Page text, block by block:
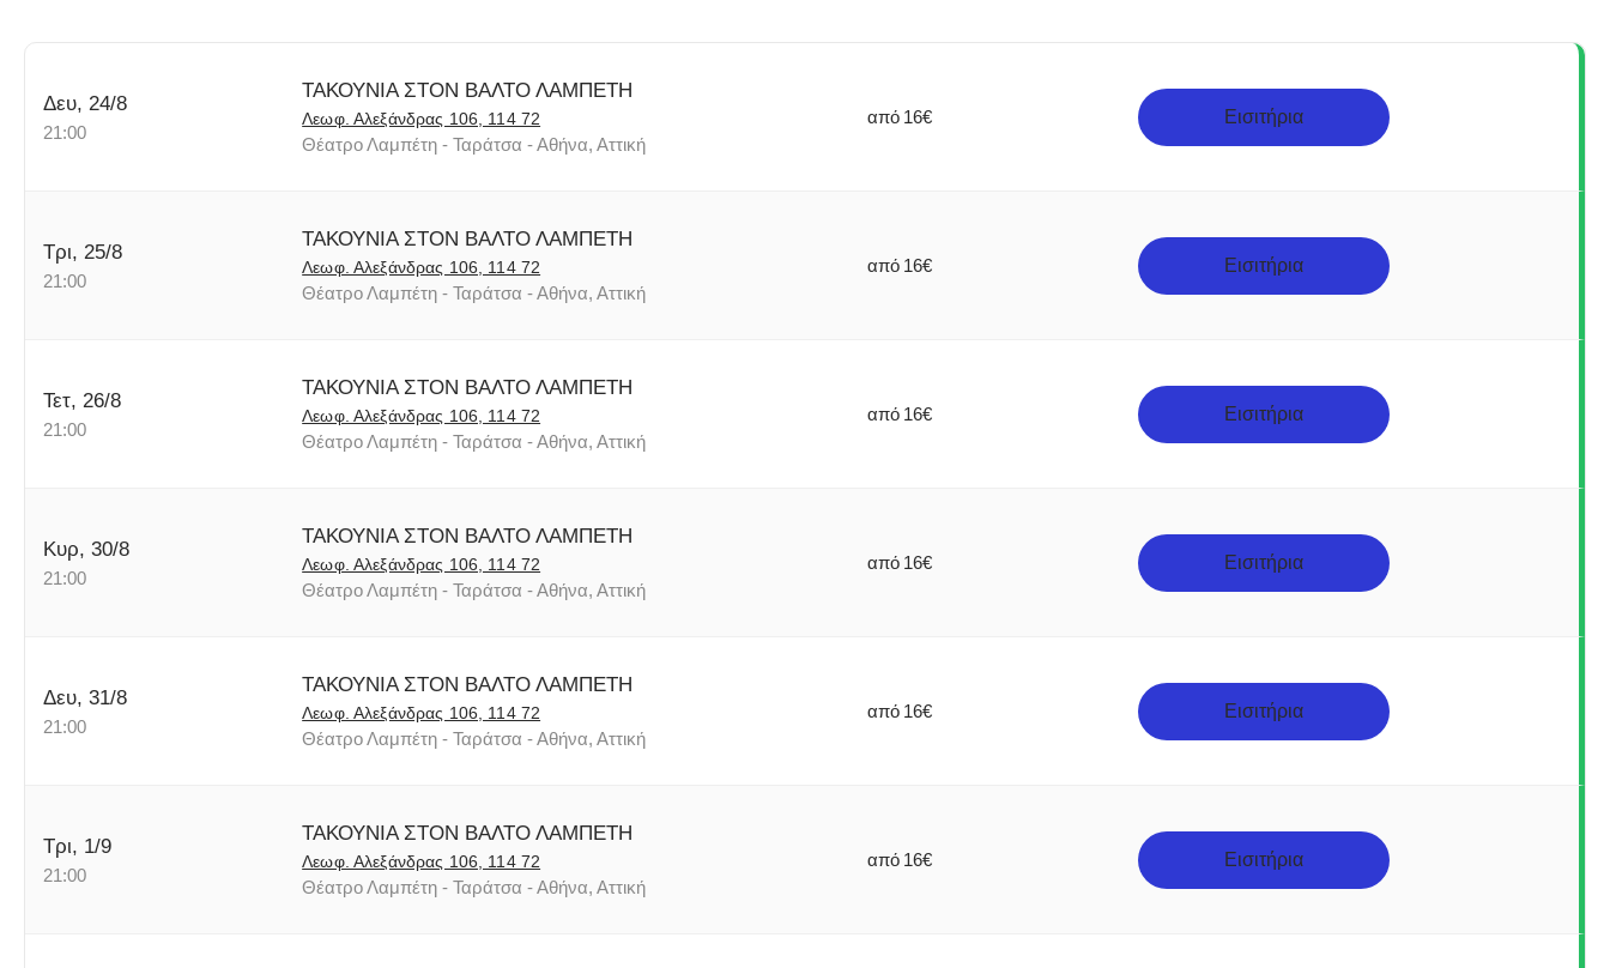
Στοτηλεφωνικό κέντρο
Στοταμείο του Θεάτρου , Αμερικής 4, Aθήνα
Κώστας Μπάλτας - Γιώτα Καραίσκου- Κατερίνα Σταθάτου:211- 1026277 & 210-2117240 (εσωτ: 305),
-19:00
Πληροφορίες :
Δευ, 24/8
21:00
ΤΑΚΟΥΝΙΑ ΣΤΟΝ ΒΑΛΤΟ ΛΑΜΠΕΤΗ
Λεωφ. Αλεξάνδρας 106, 114 72
Θέατρο Λαμπέτη - Ταράτσα - Αθήνα, Αττική
από 16€ Εισιτήρια
Τρι, 25/8
21:00
ΤΑΚΟΥΝΙΑ ΣΤΟΝ ΒΑΛΤΟ ΛΑΜΠΕΤΗ
Λεωφ. Αλεξάνδρας 106, 114 72
Θέατρο Λαμπέτη - Ταράτσα - Αθήνα, Αττική
από 16€ Εισιτήρια
Τετ, 26/8
21:00
ΤΑΚΟΥΝΙΑ ΣΤΟΝ ΒΑΛΤΟ ΛΑΜΠΕΤΗ
Λεωφ. Αλεξάνδρας 106, 114 72
Θέατρο Λαμπέτη - Ταράτσα - Αθήνα, Αττική
από 16€ Εισιτήρια
Κυρ, 30/8
21:00
ΤΑΚΟΥΝΙΑ ΣΤΟΝ ΒΑΛΤΟ ΛΑΜΠΕΤΗ
Λεωφ. Αλεξάνδρας 106, 114 72
Θέατρο Λαμπέτη - Ταράτσα - Αθήνα, Αττική
από 16€ Εισιτήρια
Δευ, 31/8
21:00
ΤΑΚΟΥΝΙΑ ΣΤΟΝ ΒΑΛΤΟ ΛΑΜΠΕΤΗ
Λεωφ. Αλεξάνδρας 106, 114 72
Θέατρο Λαμπέτη - Ταράτσα - Αθήνα, Αττική
από 16€ Εισιτήρια
Τρι, 1/9
21:00
ΤΑΚΟΥΝΙΑ ΣΤΟΝ ΒΑΛΤΟ ΛΑΜΠΕΤΗ
Λεωφ. Αλεξάνδρας 106, 114 72
Θέατρο Λαμπέτη - Ταράτσα - Αθήνα, Αττική
από 16€ Εισιτήρια